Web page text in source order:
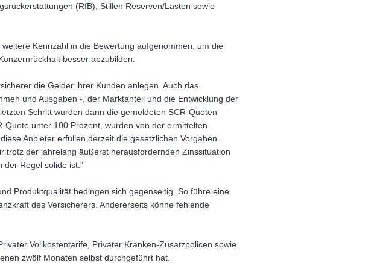
(RfB), Stillen Reserven/Lasten sowie
Kennzahl in die Bewertung aufgenommen, um die
besser abzubilden.
die Gelder ihrer Kunden anlegen. Auch das
und Ausgaben -, der Marktanteil und die Entwicklung der
Schritt wurden dann die gemeldeten SCR-Quoten
unter 100 Prozent, wurden von der ermittelten
Anbieter erfüllen derzeit die gesetzlichen Vorgaben
trotz der jahrelang äußerst herausfordernden Zinssituation
der Regel solide ist."
Produktqualität bedingen sich gegenseitig. So führe eine
des Versicherers. Andererseits könne fehlende
Vollkostentarife, Privater Kranken-Zusatzpolicen sowie
zwölf Monaten selbst durchgeführt hat.